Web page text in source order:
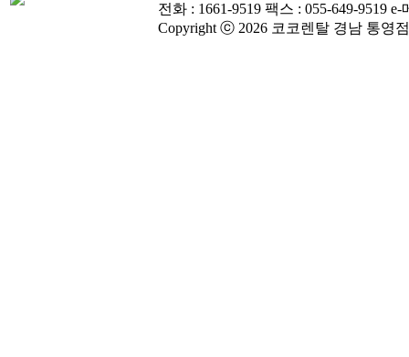
전화 : 1661-9519 팩스 : 055-649-9519 e-
Copyright ⓒ 2026 코코렌탈 경남 통영